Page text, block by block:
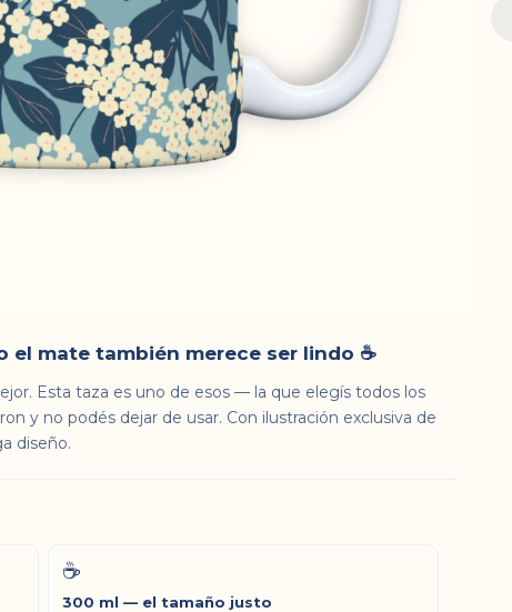
el mate también merece ser lindo ☕
Esta taza es uno de esos — la que elegís todos los
y no podés dejar de usar. Con ilustración exclusiva de
diseño.
☕
300 ml — el tamaño justo